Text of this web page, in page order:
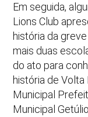
Em seguida,
Lions Club
história da
mais duas
do ato para
história de Volta
Municipal
Municipal